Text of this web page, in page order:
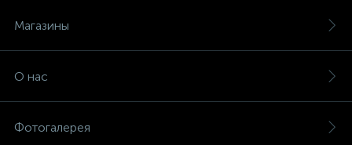
Магазины
О нас
Фотогалерея